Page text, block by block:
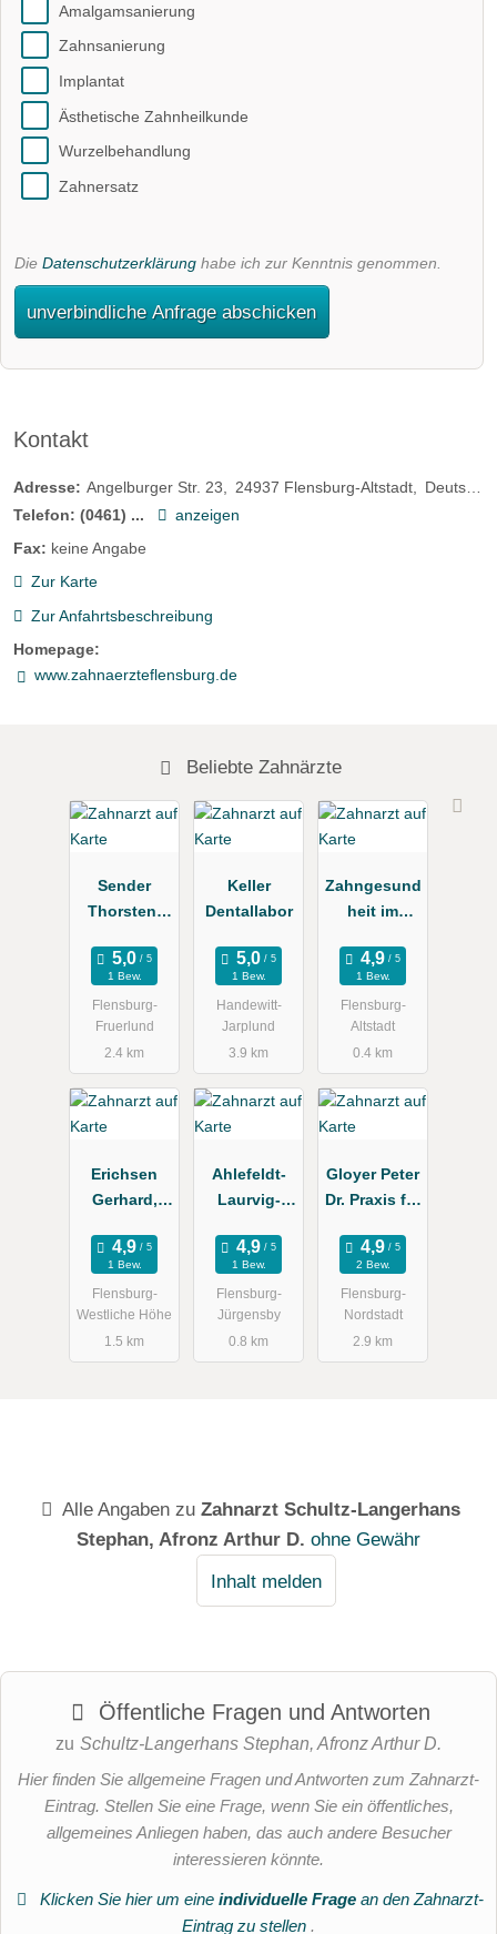
Amalgamsanierung
Zahnsanierung
Implantat
Ästhetische Zahnheilkunde
Wurzelbehandlung
Zahnersatz
Die Datenschutzerklärung habe ich zur Kenntnis genommen.
unverbindliche Anfrage abschicken
Kontakt
Adresse: Angelburger Str. 23 24937 Flensburg-Altstadt
Deutschland
Telefon: (0461) ...
anzeigen
Fax: keine Angabe
Zur Karte
Zur Anfahrtsbeschreibung
Homepage:
www.zahnaerzteflensburg.de
Beliebte Zahnärzte
Sender
Thorsten-
Zahnarzt
1 Bew.
Flensburg-
Fruerlund
2.4 km
Keller
Dentallabor
1 Bew.
Handewitt-
Jarplund
3.9 km
Zahngesund
heit im
W.
Zeppenfeld
u. Dr. B.
1 Bew.
Flensburg-
Altstadt
0.4 km
Erichsen
Gerhard,
1 Bew.
Flensburg-
Westliche Höhe
1.5 km
Ahlefeldt-
Laurvig-
Kieferorthop
ädin
1 Bew.
Flensburg-
Jürgensby
0.8 km
Gloyer Peter
Dr. Praxis für
2 Bew.
Flensburg-
Nordstadt
2.9 km
Alle Angaben zu Zahnarzt Schultz-Langerhans
Stephan, Afronz Arthur D. ohne Gewähr
Inhalt melden
Öffentliche Fragen und Antworten
zu Schultz-Langerhans Stephan, Afronz Arthur D.
Hier finden Sie allgemeine Fragen und Antworten zum Zahnarzt-
Eintrag. Stellen Sie eine Frage, wenn Sie ein öffentliches,
allgemeines Anliegen haben, das auch andere Besucher
interessieren könnte.
Klicken Sie hier um eine individuelle Fragean den Zahnarzt-
Eintrag zu stellen .